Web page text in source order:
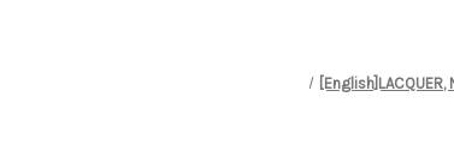
[English]LACQUER,